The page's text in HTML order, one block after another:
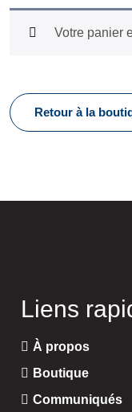
Votre panier
Retour à la
Liens
À propos
Boutique
Communiqués